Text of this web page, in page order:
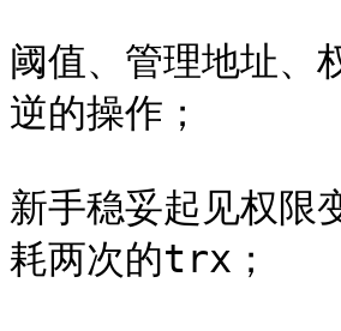
阈值、管理地址、
逆的操作；
新手稳妥起见权
耗两次的trx；